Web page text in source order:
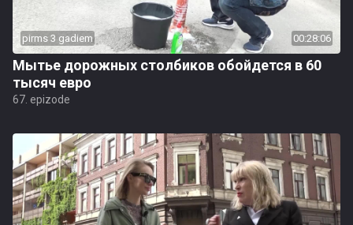
pirms 3 gadiem 00:28:06
Мытье дорожных столбиков обойдется в 60
тысяч евро
67. epizode